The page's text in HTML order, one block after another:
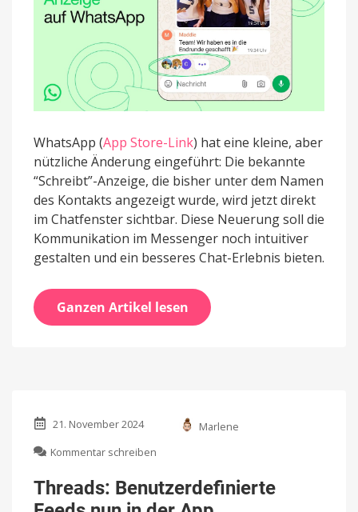
WhatsApp (App Store-Link) hat eine kleine, aber
nützliche Änderung eingeführt: Die bekannte
“Schreibt”-Anzeige, die bisher unter dem Namen
des Kontakts angezeigt wurde, wird jetzt direkt
im Chatfenster sichtbar. Diese Neuerung soll die
Kommunikation im Messenger noch intuitiver
gestalten und ein besseres Chat-Erlebnis bieten.
Ganzen Artikel lesen
21. November 2024
Marlene
Kommentar schreiben
Benutzerdefinierte
Feeds
Threads: Benutzerdefinierte